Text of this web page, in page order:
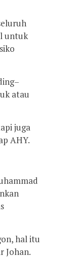
untuk
atau
juga
AHY.
hal itu
Johan.